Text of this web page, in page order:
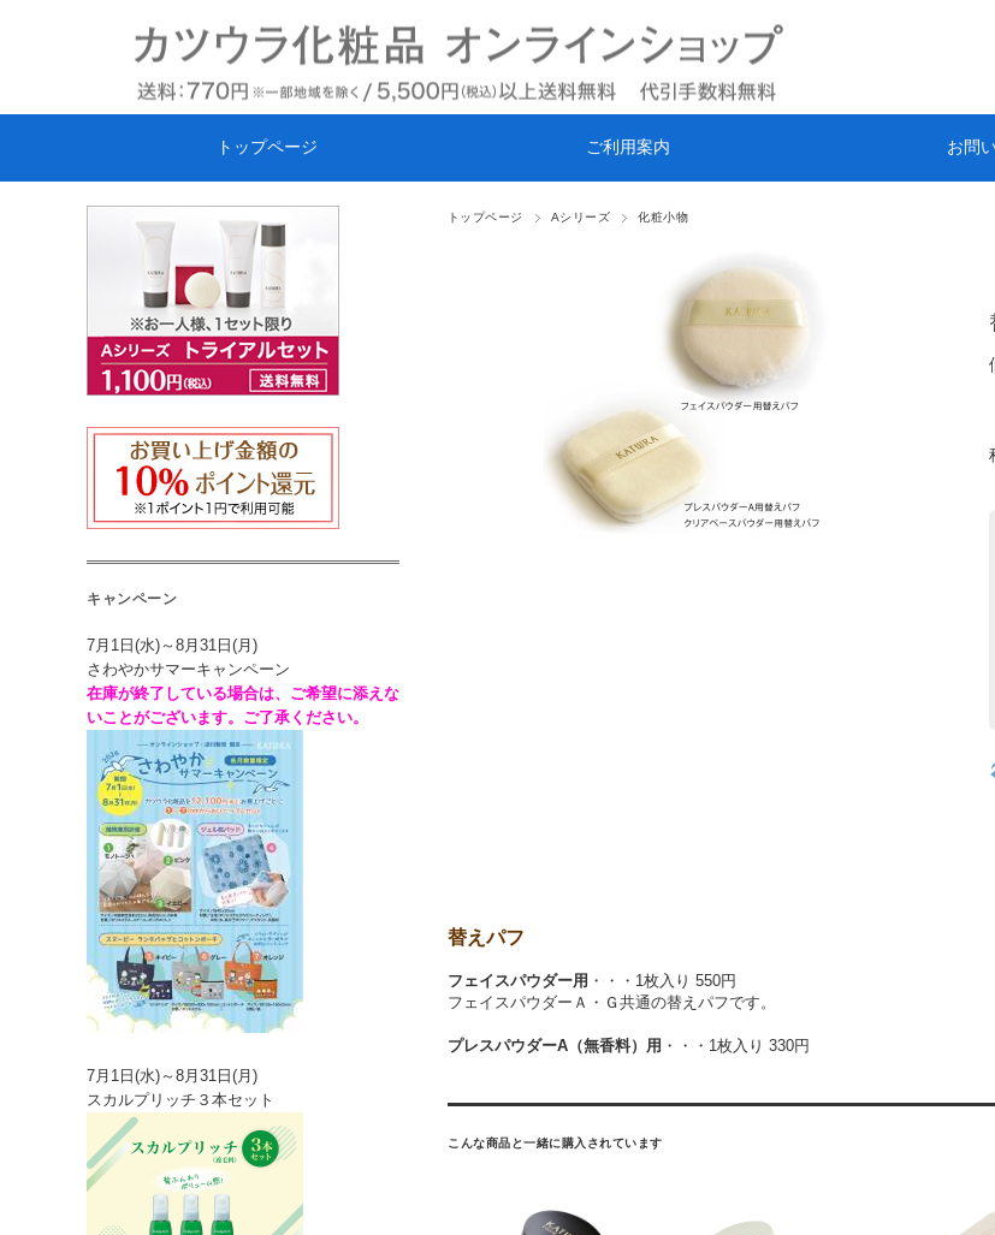
トップページ ご利用案内 お問
トップページ Aシリーズ 化粧小物
替えパフ
フェイスパウダー用 ・・・1枚入り 550円
フェイスパウダーＡ・Ｇ共通の替えパフです。
プレスパウダーA（無香料）用 ・・・1枚入り 330円
こんな商品と一緒に購入されています
キャンペーン
7月1日(水)～8月31日(月)
さわやかサマーキャンペーン
在庫が終了している場合は、ご希望に添えな
いことがございます。ご了承ください。
7月1日(水)～8月31日(月)
スカルプリッチ３本セット